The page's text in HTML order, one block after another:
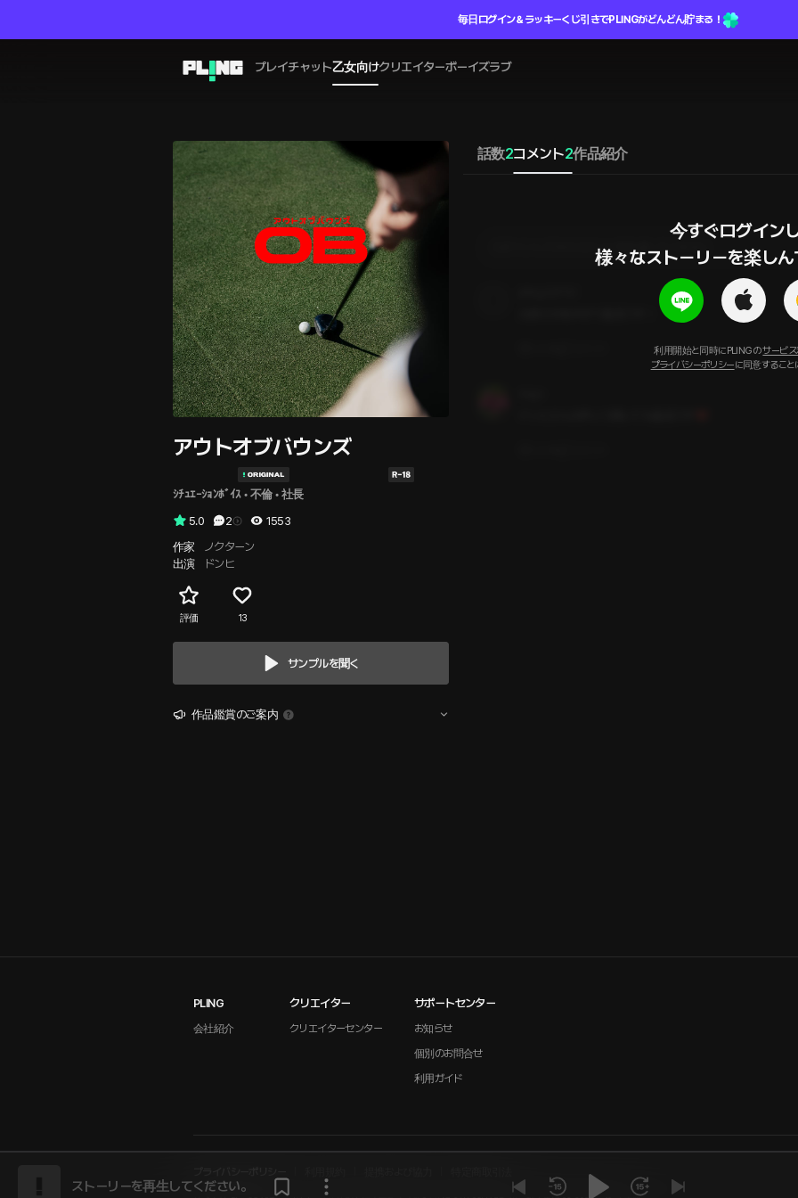
毎日ログイン＆ラッキーくじ引きでPLINGがどんどん貯まる！
プレイチャット乙女向けクリエイターボーイズラブ
アウトオブバウンズ
ｼﾁｭｴｰｼｮﾝﾎﾞｲｽ • 不倫 • 社長
5.0
2
1553
作家
ノクターン
出演
ドンヒ
評価 13
作品鑑賞のご案内
サンプルを聞く
話数2コメント2作品紹介
今すぐログイン
様々なストーリーを楽し
利用開始と同時にPLINGのサービ
プライバシーポリシーに同意すること
ログインしてからコメントを作成してください
PLING
会社紹介
クリエイター
クリエイターセンター
サポートセンター
お知らせ
個別のお問合せ
利用ガイド
ストーリーを再生してください。